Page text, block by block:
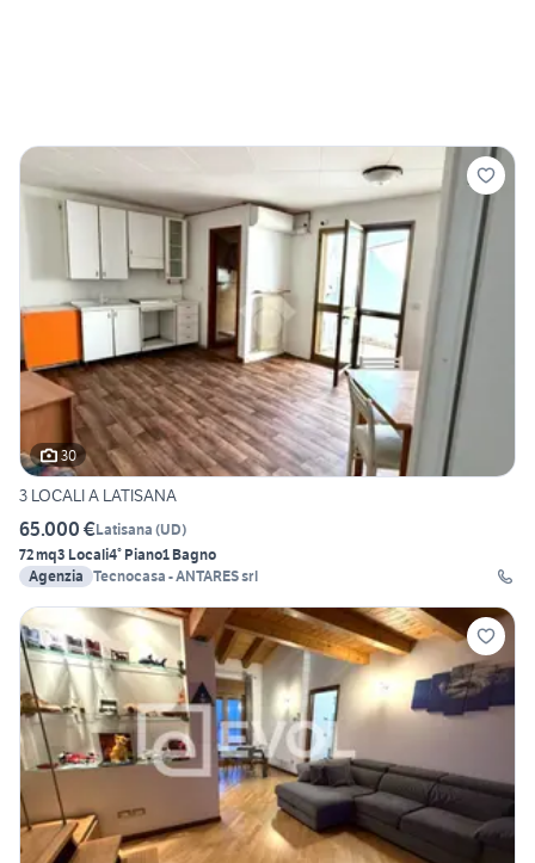
30
3 LOCALI A LATISANA
65.000 €Latisana (UD)
72 mq3 Locali4° Piano1 Bagno
Agenzia Tecnocasa - ANTARES srl